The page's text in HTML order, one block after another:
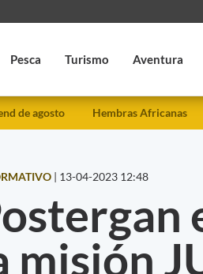
Pesca Turismo Aventura
de agosto Hembras Africanas
| 13-04-2023 12:48
misión